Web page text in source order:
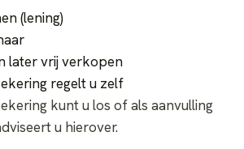
(lening)
later vrij verkopen
regelt u zelf
kunt u los of als aanvulling
u hierover.